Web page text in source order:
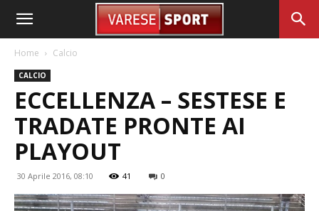
Home Calcio
CALCIO
ECCELLENZA – SESTESE E
TRADATE PRONTE AI
PLAYOUT
30 Aprile 2016, 08:10 41 0